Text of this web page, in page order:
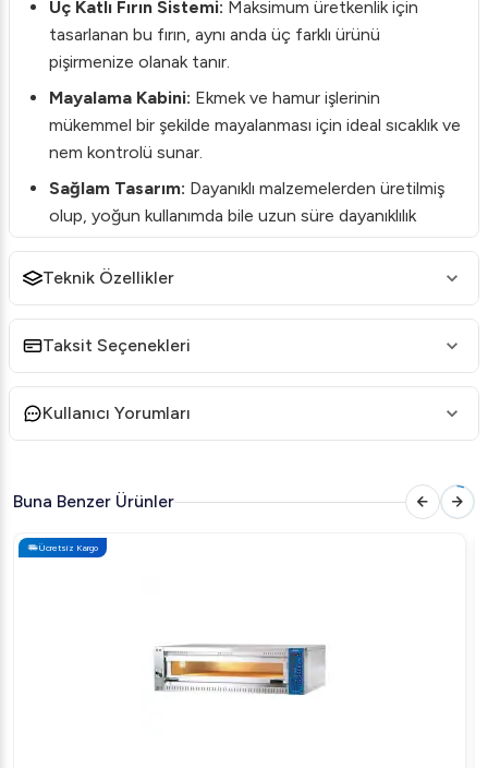
Üç Katlı Fırın Sistemi: Maksimum üretkenlik için
tasarlanan bu fırın, aynı anda üç farklı ürünü
pişirmenize olanak tanır.
Mayalama Kabini: Ekmek ve hamur işlerinin
mükemmel bir şekilde mayalanması için ideal sıcaklık ve
nem kontrolü sunar.
Sağlam Tasarım: Dayanıklı malzemelerden üretilmiş
olup, yoğun kullanımda bile uzun süre dayanıklılık
gösterir.
Kolay Temizlik:Çıkarılabilir parçalar ve kolayca ulaşılan
yüzeyler sayesinde temizlik işlemleri hızlı ve
Kullanım Alanları:
Öztiryakiler PROFI 10570, pide, pizza ve lahmacun gibi
tasarlanmış olan bu cihaz, geniş kapasitesi ve pratik
kullanımıyla mutfağınıza değer katar.
Öztiryakiler kalitesi ve mühendisliğinin ürünü olan bu fırın,
performans sergileyen bu ürünle, yemeklerinizi hızla ve
kusursuz bir şekilde hazırlayın.
Teknik Özellikler
Taksit Seçenekleri
Kullanıcı Yorumları
Buna Benzer Ürünler
Ücretsiz Kargo